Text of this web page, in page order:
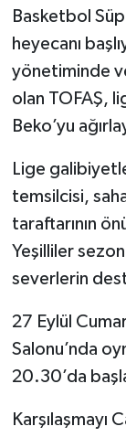
Basketbol
heyecanı
yönetiminde
olan TOFAŞ,
Beko’yu
Lige
temsilcisi,
taraftarının
Yeşilliler
severlerin
27 Eylül
Salonu’nda
20.30’da
Karşılaşmayı